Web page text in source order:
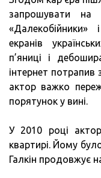
запрошувати на
екранів
п’яниці і
інтернет
актор важко
порятунок у вині.
У 2010 році
квартирі. Йому
Галкін продовжує